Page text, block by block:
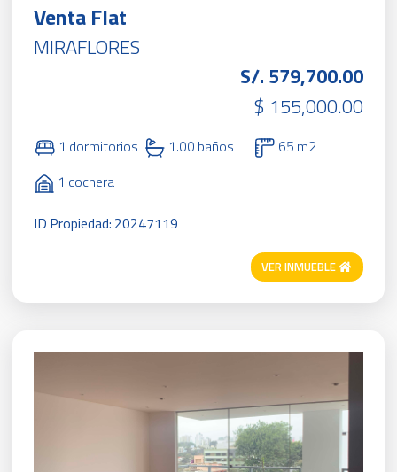
Venta Flat
MIRAFLORES
S/. 579,700.00
$ 155,000.00
1 dormitorios 1.00 baños
65 m2
1 cochera
ID Propiedad: 20247119
VER INMUEBLE